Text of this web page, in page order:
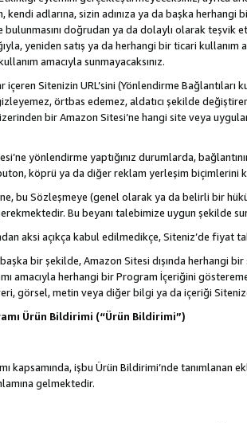
adlarına, sizin adınıza ya da başka herhangi
doğrudan ya da dolaylı olarak teşvik
yeniden satış ya da herhangi bir ticari
amacıyla sunmayacaksınız.
içeren Sitenizin URL’sini (Yönlendirme Bağlantıları
gizleyemez, örtbas edemez, aldatıcı şekilde
bir Amazon Sitesi’ne hangi site veya
yönlendirme yaptığınız durumlarda,
köprü ya da diğer reklam yerleşim biçimlerini
bu Sözleşmeye (genel olarak ya da belirli bir
Bu beyanı talebimize uygun şekilde
aksi açıkça kabul edilmedikçe, Siteniz’de fiyat
bir şekilde, Amazon Sitesi dışında herhangi
amacıyla herhangi bir Program İçeriğini
görsel, metin veya diğer bilgi ya da içeriği
Ürün Bildirimi (“Ürün Bildirimi”)
kapsamında, işbu Ürün Bildirimi’nde
gelmektedir.